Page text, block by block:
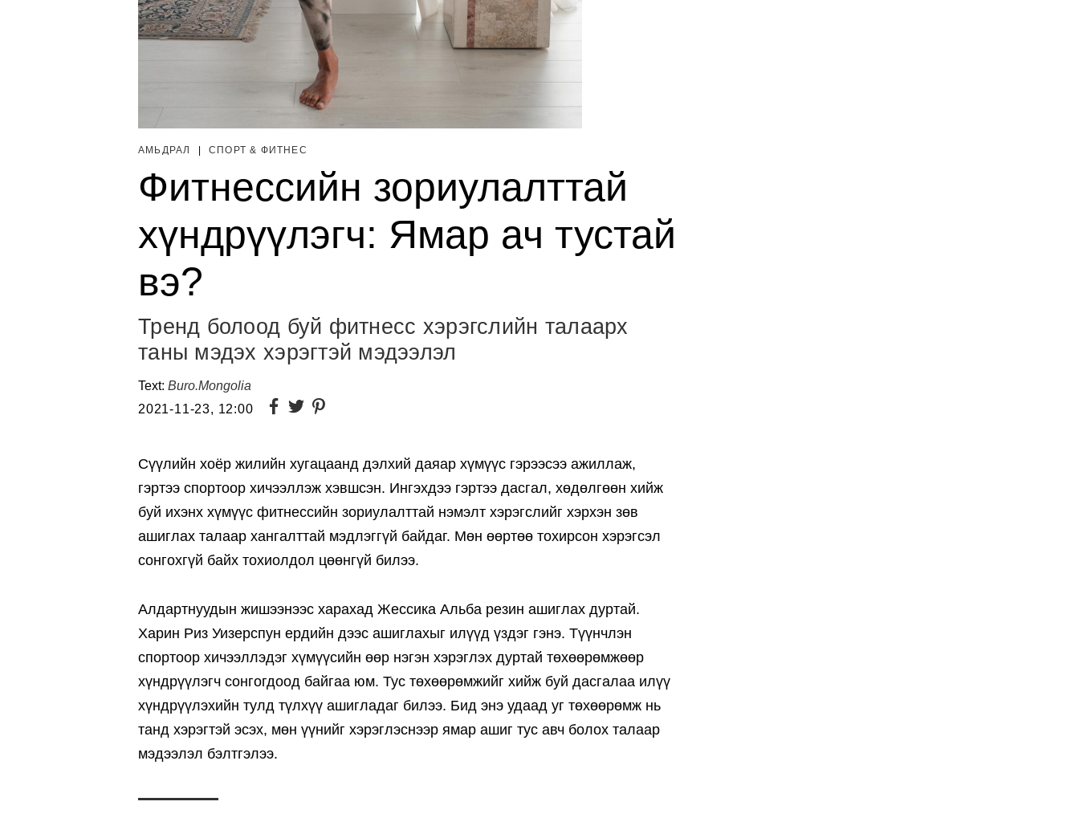
АМЬДРАЛ СПОРТ & ФИТНЕС
Фитнессийн зориулалттай
хүндрүүлэгч: Ямар ач тустай
вэ?
Тренд болоод буй фитнесс хэрэгслийн талаарх
таны мэдэх хэрэгтэй мэдээлэл
Text: Buro.Mongolia
2021-11-23, 12:00
Сүүлийн хоёр жилийн хугацаанд дэлхий даяар хүмүүс гэрээсээ ажиллаж,
гэртээ спортоор хичээллэж хэвшсэн. Ингэхдээ гэртээ дасгал, хөдөлгөөн хийж
буй ихэнх хүмүүс фитнессийн зориулалттай нэмэлт хэрэгслийг хэрхэн зөв
ашиглах талаар хангалттай мэдлэггүй байдаг. Мөн өөртөө тохирсон хэрэгсэл
сонгохгүй байх тохиолдол цөөнгүй билээ.
Алдартнуудын жишээнээс харахад Жессика Альба резин ашиглах дуртай.
Харин Риз Уизерспун ердийн дээс ашиглахыг илүүд үздэг гэнэ. Түүнчлэн
спортоор хичээллэдэг хүмүүсийн өөр нэгэн хэрэглэх дуртай төхөөрөмжөөр
хүндрүүлэгч сонгогдоод байгаа юм. Тус төхөөрөмжийг хийж буй дасгалаа илүү
хүндрүүлэхийн тулд түлхүү ашигладаг билээ. Бид энэ удаад уг төхөөрөмж нь
танд хэрэгтэй эсэх, мөн үүнийг хэрэглэснээр ямар ашиг тус авч болох талаар
мэдээлэл бэлтгэлээ.